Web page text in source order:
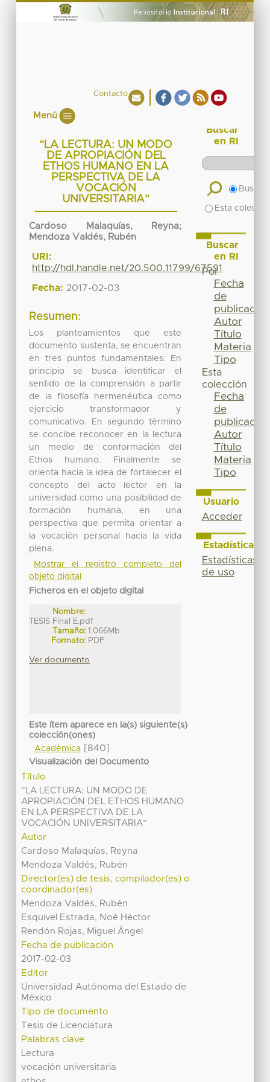
Contacto
Menú
“LA LECTURA: UN MODO
DE APROPIACIÓN DEL
ETHOS HUMANO EN LA
PERSPECTIVA DE LA
VOCACIÓN
UNIVERSITARIA”
Cardoso Malaquías, Reyna;
Mendoza Valdés, Rubén
URI:
http://hdl.handle.net/20.500.11799/67591
Fecha: 2017-02-03
Resumen:
Los planteamientos que este
documento sustenta, se encuentran
en tres puntos fundamentales: En
principio se busca identificar el
sentido de la comprensión a partir
de la filosofía hermenéutica como
ejercicio transformador y
comunicativo. En segundo término
se concibe reconocer en la lectura
un medio de conformación del
Ethos humano. Finalmente se
orienta hacia la idea de fortalecer el
concepto del acto lector en la
universidad como una posibilidad de
formación humana, en una
perspectiva que permita orientar a
la vocación personal hacia la vida
plena.
Mostrar el registro completo del
objeto digital
Ficheros en el objeto digital
Nombre:
TESIS Final E.pdf
Tamaño: 1.066Mb
Formato: PDF
Ver documento
Este ítem aparece en la(s) siguiente(s)
colección(ones)
Académica[840]
Visualización del Documento
Título
“LA LECTURA: UN MODO DE
APROPIACIÓN DEL ETHOS HUMANO
EN LA PERSPECTIVA DE LA
VOCACIÓN UNIVERSITARIA”
Autor
Cardoso Malaquías, Reyna
Mendoza Valdés, Rubén
Director(es) de tesis, compilador(es) o
coordinador(es)
Mendoza Valdés, Rubén
Esquivel Estrada, Noé Héctor
Rendón Rojas, Miguel Ángel
Fecha de publicación
2017-02-03
Editor
Universidad Autónoma del Estado de
México
Tipo de documento
Tesis de Licenciatura
Palabras clave
Lectura
vocación universitaria
Buscar
en RI
Buscar
Esta
Buscar
en RI
Por
Fecha
de
publicación
Autor
Título
Materia
Tipo
Esta
colección
Fecha
de
publicación
Autor
Título
Materia
Tipo
Usuario
Acceder
Estadísticas
Estadísticas
de uso